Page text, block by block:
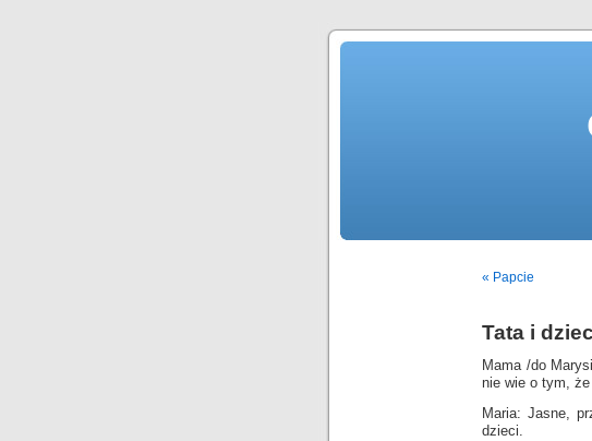
« Papcie
Tata i
Mama /do
nie wie o tym,
Maria: Jasne,
dzieci.